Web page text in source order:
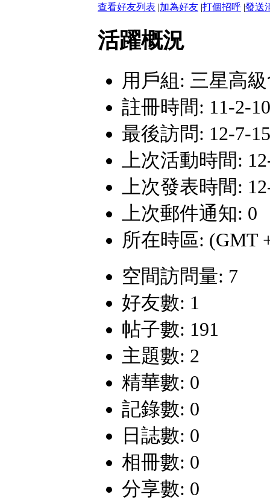
查看好友列表 |加為好友 |打個招呼 |發送
活躍概況
用戶組: 三星高
註冊時間: 11-2-
最後訪問: 12-7-
上次活動時間:
上次發表時間:
上次郵件通知: 0
所在時區: (GMT
空間訪問量: 7
好友數: 1
帖子數: 191
主題數: 2
精華數: 0
記錄數: 0
日誌數: 0
相冊數: 0
分享數: 0